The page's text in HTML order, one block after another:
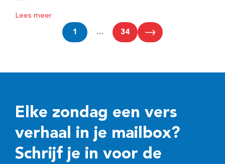
Lees meer
1 … 34
Elke zondag een vers
verhaal in je mailbox?
Schrijf je in voor de